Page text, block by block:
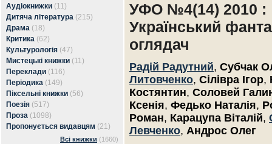
Аудіокнижки (11)
Дитяча література (215)
Драма (18)
Критика (62)
Культурологія (47)
Мистецькі книжки (11)
Переклади (116)
Періодика (149)
Піксельні книжки (56)
Поезія (517)
Проза (1098)
Пропонується видавцям (21)
Всі книжки (1660)
УФО №4(14) 2010 :
Український
оглядач
Радій Радутний, Субчак
Литовченко, Сілівра Ігор,
Костянтин, Соловей
Ксенія, Федько Наталія,
Роман, Карацупа Віталій,
Левченко, Андрос Олег